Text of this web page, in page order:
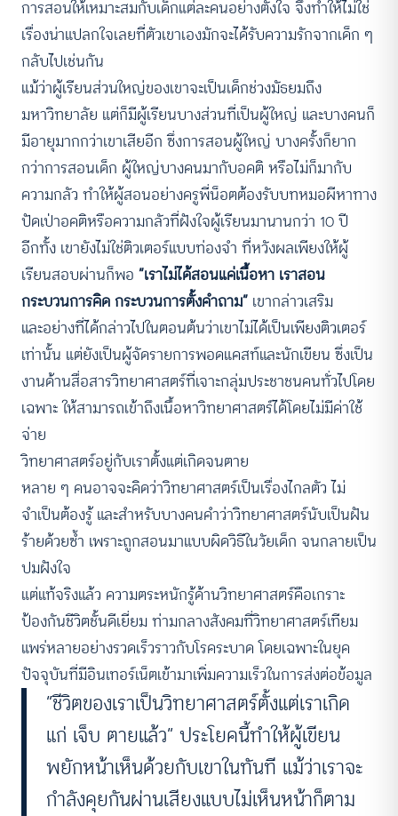
การสอนให้เหมาะสมกับเด็กแต่ละคนอย่างตั้งใจ จึงทำให้ไม่ใช่
เรื่องน่าแปลกใจเลยที่ตัวเขาเองมักจะได้รับความรักจากเด็ก ๆ
กลับไปเช่นกัน
แม้ว่าผู้เรียนส่วนใหญ่ของเขาจะเป็นเด็กช่วงมัธยมถึง
มหาวิทยาลัย แต่ก็มีผู้เรียนบางส่วนที่เป็นผู้ใหญ่ และบางคนก็
มีอายุมากกว่าเขาเสียอีก ซึ่งการสอนผู้ใหญ่ บางครั้งก็ยาก
กว่าการสอนเด็ก ผู้ใหญ่บางคนมากับอคติ หรือไม่ก็มากับ
ความกลัว ทำให้ผู้สอนอย่างครูพี่น็อตต้องรับบทหมอผีหาทาง
ปัดเป่าอคติหรือความกลัวที่ฝังใจผู้เรียนมานานกว่า 10 ปี
อีกทั้ง เขายังไม่ใช่ติวเตอร์แบบท่องจำ ที่หวังผลเพียงให้ผู้
เรียนสอบผ่านก็พอ “เราไม่ได้สอนแค่เนื้อหา เราสอน
กระบวนการคิด กระบวนการตั้งคำถาม” เขากล่าวเสริม
และอย่างที่ได้กล่าวไปในตอนต้นว่าเขาไม่ได้เป็นเพียงติวเตอร์
เท่านั้น แต่ยังเป็นผู้จัดรายการพอดแคสท์และนักเขียน ซึ่งเป็น
งานด้านสื่อสารวิทยาศาสตร์ที่เจาะกลุ่มประชาชนคนทั่วไปโดย
เฉพาะ ให้สามารถเข้าถึงเนื้อหาวิทยาศาสตร์ได้โดยไม่มีค่าใช้
จ่าย
วิทยาศาสตร์อยู่กับเราตั้งแต่เกิดจนตาย
หลาย ๆ คนอาจจะคิดว่าวิทยาศาสตร์เป็นเรื่องไกลตัว ไม่
จำเป็นต้องรู้ และสำหรับบางคนคำว่าวิทยาศาสตร์นับเป็นฝัน
ร้ายด้วยซ้ำ เพราะถูกสอนมาแบบผิดวิธีในวัยเด็ก จนกลายเป็น
ปมฝังใจ
แต่แท้จริงแล้ว ความตระหนักรู้ด้านวิทยาศาสตร์คือเกราะ
ป้องกันชีวิตชั้นดีเยี่ยม ท่ามกลางสังคมที่วิทยาศาสตร์เทียม
แพร่หลายอย่างรวดเร็วราวกับโรคระบาด โดยเฉพาะในยุค
ปัจจุบันที่มีอินเทอร์เน็ตเข้ามาเพิ่มความเร็วในการส่งต่อข้อมูล
“ชีวิตของเราเป็นวิทยาศาสตร์ตั้งแต่เราเกิด
แก่ เจ็บ ตายแล้ว” ประโยคนี้ทำให้ผู้เขียน
พยักหน้าเห็นด้วยกับเขาในทันที แม้ว่าเราจะ
กำลังคุยกันผ่านเสียงแบบไม่เห็นหน้าก็ตาม